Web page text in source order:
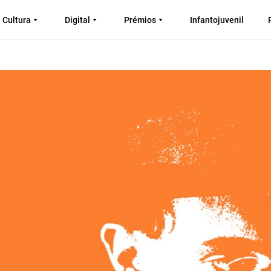
Cultura Digital Prémios Infantojuvenil